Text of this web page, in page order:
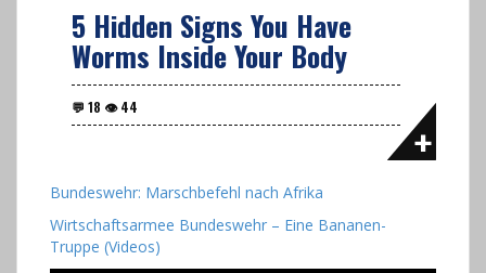
5 Hidden Signs You Have
Worms Inside Your Body
Bundeswehr: Marschbefehl nach Afrika
Wirtschaftsarmee Bundeswehr – Eine Bananen-
Truppe (Videos)